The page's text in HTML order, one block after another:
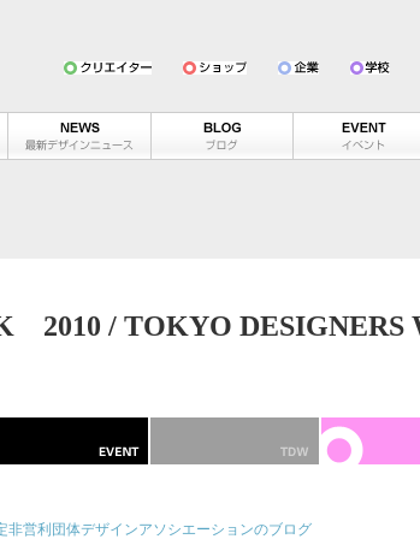
2010 / TOKYO DESIGNERS
非営利団体デザインアソシエーションのブログ